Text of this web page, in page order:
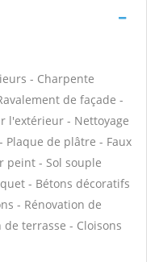
- Charpente
de façade -
l'extérieur - Nettoyage
Plaque de plâtre - Faux
peint - Sol souple
- Bétons décoratifs
- Rénovation de
terrasse - Cloisons